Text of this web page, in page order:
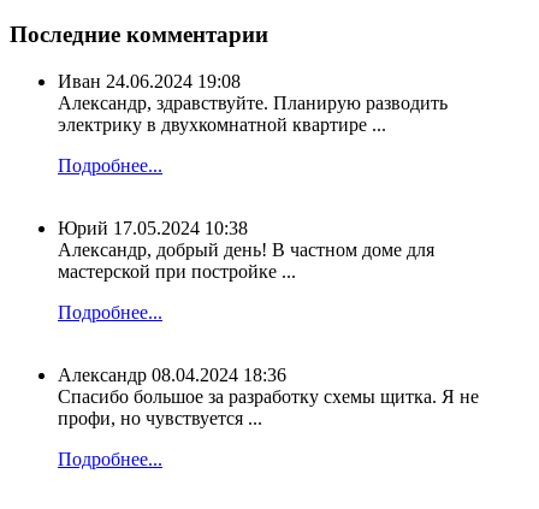
Последние комментарии
Иван 24.06.2024 19:08
Александр, здравствуйте. Планирую разводить
электрику в двухкомнатной квартире ...
Подробнее...
Юрий 17.05.2024 10:38
Александр, добрый день! В частном доме для
мастерской при постройке ...
Подробнее...
Александр 08.04.2024 18:36
Спасибо большое за разработку схемы щитка. Я не
профи, но чувствуется ...
Подробнее...